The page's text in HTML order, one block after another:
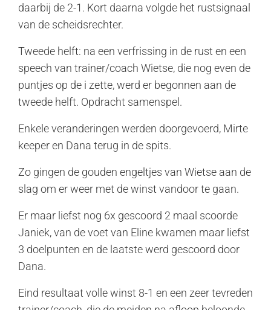
daarbij de 2-1. Kort daarna volgde het rustsignaal
van de scheidsrechter.
Tweede helft: na een verfrissing in de rust en een
speech van trainer/coach Wietse, die nog even de
puntjes op de i zette, werd er begonnen aan de
tweede helft. Opdracht samenspel.
Enkele veranderingen werden doorgevoerd, Mirte
keeper en Dana terug in de spits.
Zo gingen de gouden engeltjes van Wietse aan de
slag om er weer met de winst vandoor te gaan.
Er maar liefst nog 6x gescoord 2 maal scoorde
Janiek, van de voet van Eline kwamen maar liefst
3 doelpunten en de laatste werd gescoord door
Dana.
Eind resultaat volle winst 8-1 en een zeer tevreden